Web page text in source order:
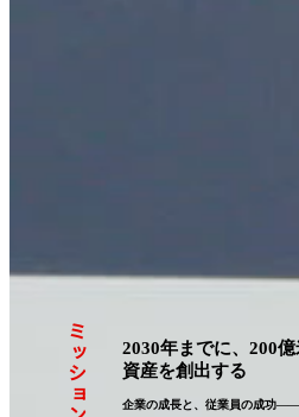
ミッション
2030年までに、200
資産を創出する
企業の成長と、従業員の成功――